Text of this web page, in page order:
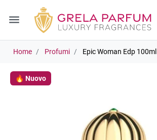
menu
Home Profumi Epic Woman Edp 100ml
🔥 Nuovo